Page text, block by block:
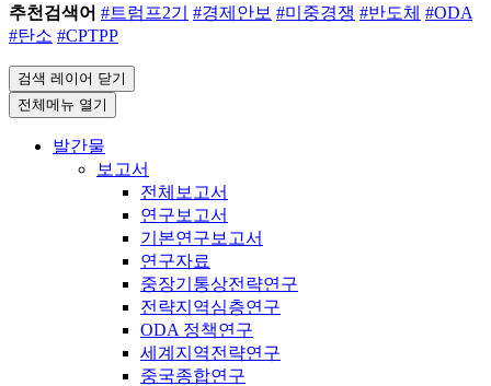
추천검색어 #트럼프2기 #경제안보 #미중경쟁 #반도체 #ODA
#탄소 #CPTPP
검색 레이어 닫기
전체메뉴 열기
발간물
보고서
전체보고서
연구보고서
기본연구보고서
연구자료
중장기통상전략연구
전략지역심층연구
ODA 정책연구
세계지역전략연구
중국종합연구